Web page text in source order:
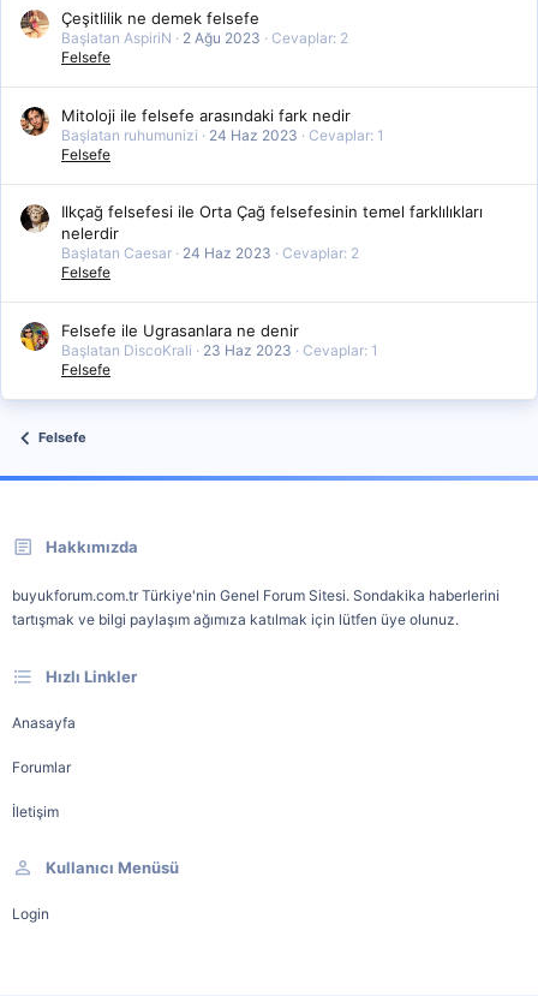
Çeşitlilik ne demek felsefe
Başlatan AspiriN 2 Ağu 2023
Cevaplar: 2
Felsefe
Mitoloji ile felsefe arasındaki fark nedir
Başlatan ruhumunizi 24 Haz 2023
Cevaplar: 1
Felsefe
Ilkçağ felsefesi ile Orta Çağ felsefesinin temel farklılıkları
nelerdir
Başlatan Caesar 24 Haz 2023
Cevaplar: 2
Felsefe
Felsefe ile Ugrasanlara ne denir
Başlatan DiscoKrali 23 Haz 2023
Cevaplar: 1
Felsefe
Felsefe
Hakkımızda
buyukforum.com.tr Türkiye'nin Genel Forum Sitesi. Sondakika haberlerini
tartışmak ve bilgi paylaşım ağımıza katılmak için lütfen üye olunuz.
Hızlı Linkler
Anasayfa
Forumlar
İletişim
Kullanıcı Menüsü
Login